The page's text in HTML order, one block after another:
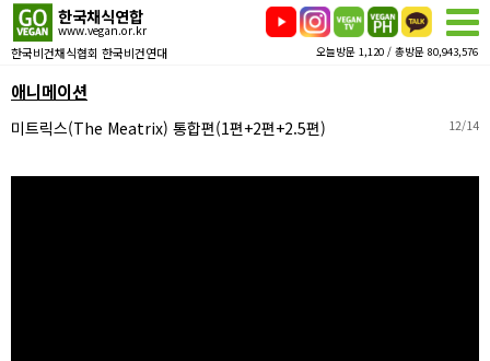
한국채식연합
www.vegan.or.kr
한국비건채식협회 한국비건연대 오늘방문 1,120 / 총방문 80,943,576
애니메이션
미트릭스(The Meatrix) 통합편(1편+2편+2.5편) 12/14